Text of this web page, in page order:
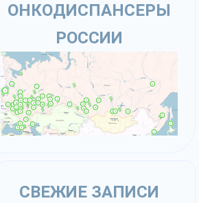
ОНКОДИСПАНСЕРЫ
РОССИИ
СВЕЖИЕ ЗАПИСИ